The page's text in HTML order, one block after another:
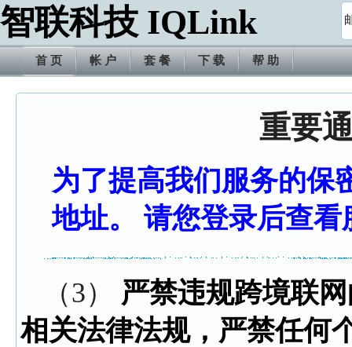
智联科技 IQLink
首 页 帐 户 套 餐 下 载 帮 助
重要
为了提高我们服务的保
地址。 请您登录后查
（3） 严禁违规跨境联
相关法律法规，严禁任何